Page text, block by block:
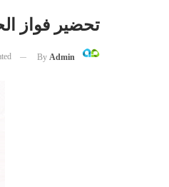
تحضير فواز
By Admin